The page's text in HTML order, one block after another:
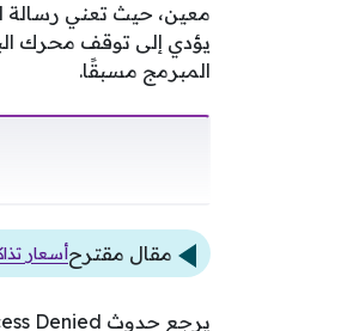
يؤدي إلى توقف محرك
المبرمج مسبقًا.
مقال مقترحأسعار